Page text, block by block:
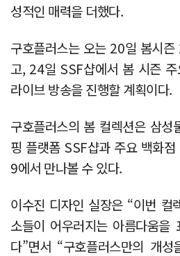
성적인 매력을 더했다.
구호플러스는 오는 20일 봄시
고, 24일 SSF샵에서 봄 시즌
라이브 방송을 진행할 계획이다.
구호플러스의 봄 컬렉션은 삼성
핑 플랫폼 SSF샵과 주요 백화
9에서 만나볼 수 있다.
이수진 디자인 실장은 “이번 컬
소들이 어우러지는 아름다움을
다”면서 “구호플러스만의 개